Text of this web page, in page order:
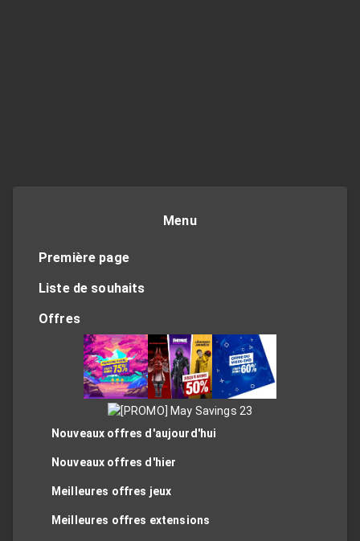
Menu
Première page
Liste de souhaits
Offres
Nouveaux offres d'aujourd'hui
Nouveaux offres d'hier
Meilleures offres jeux
Meilleures offres extensions